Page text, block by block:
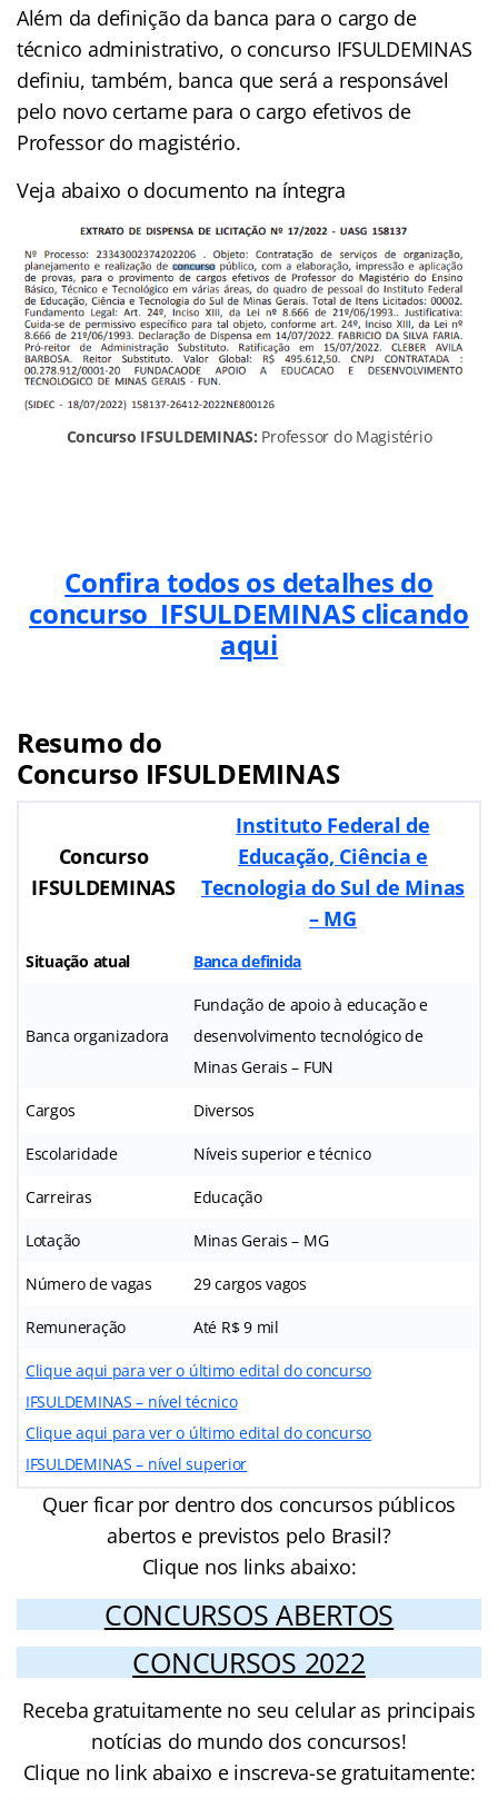
Além da definição da banca para o cargo de
técnico administrativo, o concurso IFSULDEMINAS
definiu, também, banca que será a responsável
pelo novo certame para o cargo efetivos de
Professor do magistério.
Veja abaixo o documento na íntegra
Concurso IFSULDEMINAS: Professor do Magistério
Confira todos os detalhes do
concurso IFSULDEMINASclicando
aqui
Resumo do
Concurso IFSULDEMINAS
Concurso
IFSULDEMINAS
Instituto Federal de
Educação, Ciência e
Tecnologia do Sul de Minas
– MG
Situação atual Banca definida
Banca organizadora
Fundação de apoio à educação e
desenvolvimento tecnológico de
Minas Gerais – FUN
Cargos Diversos
Escolaridade Níveis superior e técnico
Carreiras Educação
Lotação Minas Gerais – MG
Número de vagas 29 cargos vagos
Remuneração Até R$ 9 mil
Clique aqui para ver o último edital do concurso
IFSULDEMINAS – nível técnico
Clique aqui para ver o último edital do concurso
IFSULDEMINAS – nível superior
Quer ficar por dentro dos concursos públicos
abertos e previstos pelo Brasil?
Clique nos links abaixo:
CONCURSOS ABERTOS
CONCURSOS 2022
Receba gratuitamente no seu celular as principais
notícias do mundo dos concursos!
Clique no link abaixo e inscreva-se gratuitamente: